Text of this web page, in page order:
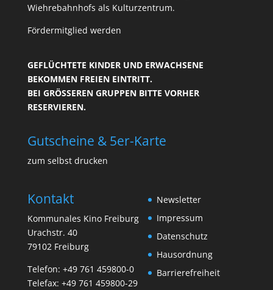
Wiehrebahnhofs als Kulturzentrum.
Fördermitglied werden
GEFLÜCHTETE KINDER UND ERWACHSENE
BEKOMMEN FREIEN EINTRITT.
BEI GRÖSSEREN GRUPPEN BITTE VORHER R
ESERVIEREN.
Gutscheine & 5er-Karte
zum selbst drucken
Kontakt
Kommunales Kino Freiburg
Urachstr. 40
79102 Freiburg
Telefon: +49 761 459800-0
Telefax: +49 761 459800-29
Newsletter
Impressum
Datenschutz
Hausordnung
Barrierefreiheit